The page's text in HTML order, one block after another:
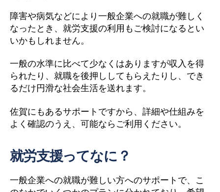
障害や病気などにより一般企業への就職が難しく
なったとき、就労支援の利用もご検討になるとい
いかもしれません。
一般の水準に比べて少なくはありますが収入を得
られたり、就職を後押ししてもらえたりし、でき
るだけ円滑な社会生活を送れます。
佐賀にもあるサポートですから、詳細や仕組みを
よく確認のうえ、可能ならご利用ください。
就労支援ってなに？
一般企業への就職が難しい方へのサポートで、こ